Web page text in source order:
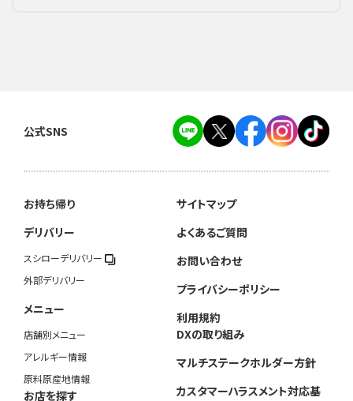
公式SNS
お持ち帰り
デリバリー
スシローデリバリー
外部デリバリー
メニュー
店舗別メニュー
アレルギー情報
原料原産地情報
お店を探す
サイトマップ
よくあるご質問
お問い合わせ
プライバシーポリシー
利用規約
DXの取り組み
マルチステークホルダー方針
カスタマーハラスメント対応基